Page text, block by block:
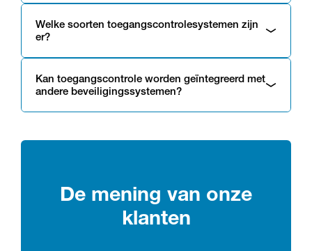
Welke soorten toegangscontrolesystemen zijn
er?
Kan toegangscontrole worden geïntegreerd met
andere beveiligingssystemen?
De mening van onze
klanten